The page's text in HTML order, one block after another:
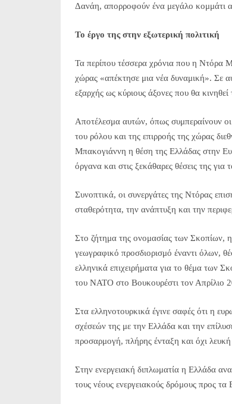
Δανάη, απορροφούν ένα μεγάλο κομμάτι
Το έργο της στην εξωτερική πολιτική
Τα περίπου τέσσερα χρόνια που η Ντόρα
χώρας «απέκτησε μια νέα δυναμική». Σε
εξαρχής ως κύριους άξονες που θα
Αποτέλεσμα αυτών, όπως συμπεραίνουν
του ρόλου και της επιρροής της χώρας
Μπακογιάννη η θέση της Ελλάδας στην
όργανα και στις ξεκάθαρες θέσεις της
Συνοπτικά, οι συνεργάτες της Ντόρας
σταθερότητα, την ανάπτυξη και την
Στο ζήτημα της ονομασίας των Σκοπίων,
γεωγραφικό προσδιορισμό έναντι όλων,
ελληνικά επιχειρήματα για το θέμα των
του ΝΑΤΟ στο Βουκουρέστι τον Απρίλιο
Στα ελληνοτουρκικά έγινε σαφές ότι η
σχέσεών της με την Ελλάδα και την
προσαρμογή, πλήρης ένταξη και όχι
Στην ενεργειακή διπλωματία η Ελλάδα
τους νέους ενεργειακούς δρόμους προς